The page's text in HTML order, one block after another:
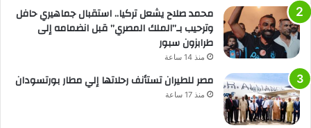
محمد صلاح يشعل تركيا.. استقبال جماهيري حافل
وترحيب بـ”الملك المصري” قبل انضمامه إلى
طرابزون سبور
منذ 14 ساعة
مصر للطيران تستأنف رحلاتها إلي مطار بورتسودان
منذ 17 ساعة